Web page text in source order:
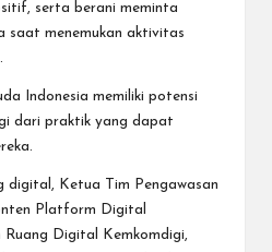
serta berani meminta
saat menemukan aktivitas
Indonesia memiliki potensi
dari praktik yang dapat
digital, Ketua Tim Pengawasan
Platform Digital
Digital Kemkomdigi,